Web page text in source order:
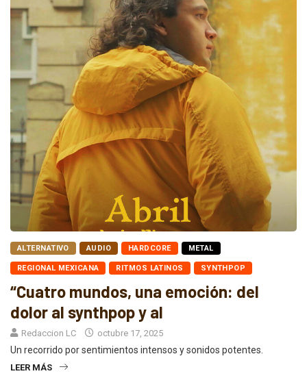
ALTERNATIVO AUDIO HARDCORE METAL
REGIONAL MEXICANA RITMOS LATINOS SYNTHPOP
“Cuatro mundos, una emoción: del
dolor al synthpop y al
Redaccion LC octubre 17, 2025
Un recorrido por sentimientos intensos y sonidos potentes.
LEER MÁS